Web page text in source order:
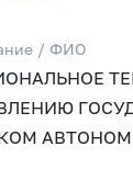
/ ФИО